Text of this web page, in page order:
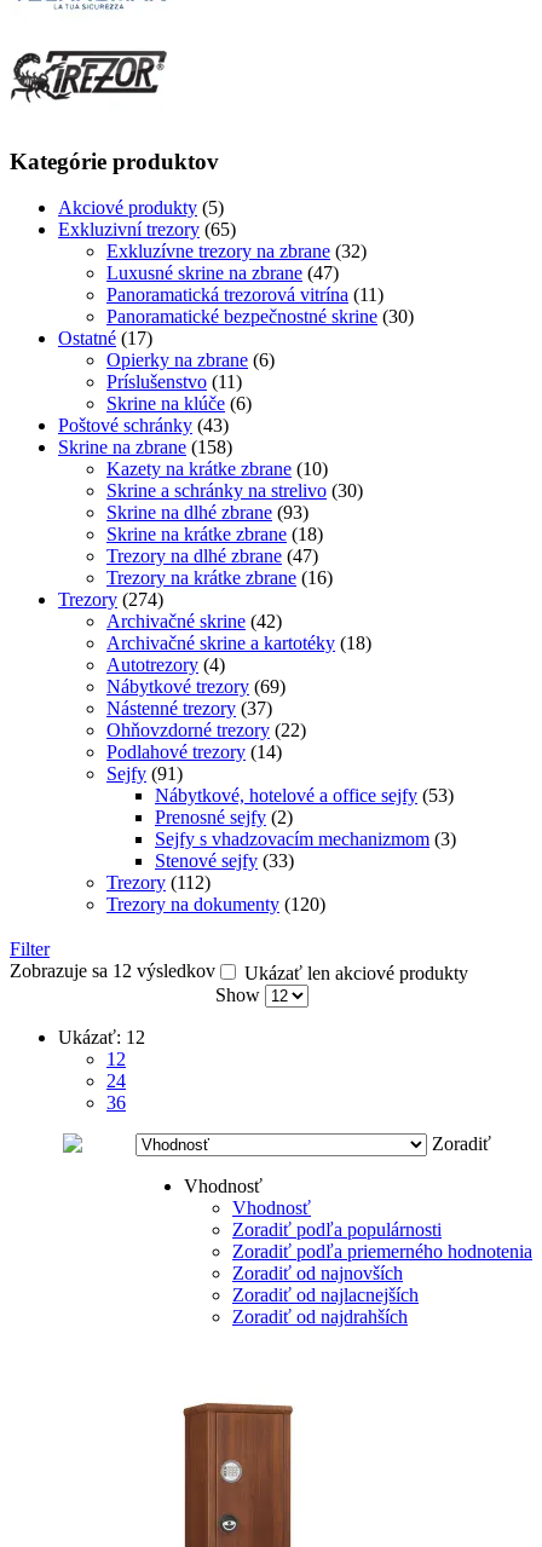
Kategórie produktov
Akciové produkty (5)
Exkluzivní trezory (65)
Exkluzívne trezory na zbrane (32)
Luxusné skrine na zbrane (47)
Panoramatická trezorová vitrína (11)
Panoramatické bezpečnostné skrine (30)
Ostatné (17)
Opierky na zbrane (6)
Príslušenstvo (11)
Skrine na klúče (6)
Poštové schránky (43)
Skrine na zbrane (158)
Kazety na krátke zbrane (10)
Skrine a schránky na strelivo (30)
Skrine na dlhé zbrane (93)
Skrine na krátke zbrane (18)
Trezory na dlhé zbrane (47)
Trezory na krátke zbrane (16)
Trezory (274)
Archivačné skrine (42)
Archivačné skrine a kartotéky (18)
Autotrezory (4)
Nábytkové trezory (69)
Nástenné trezory (37)
Ohňovzdorné trezory (22)
Podlahové trezory (14)
Sejfy (91)
Nábytkové, hotelové a office sejfy (53)
Prenosné sejfy (2)
Sejfy s vhadzovacím mechanizmom (3)
Stenové sejfy (33)
Trezory (112)
Trezory na dokumenty (120)
Filter
Zobrazuje sa 12 výsledkov
Ukázať len akciové produkty
Show
Ukázať: 12
12
24
36
Zoradiť
Vhodnosť
Vhodnosť
Zoradiť podľa populárnosti
Zoradiť podľa priemerného hodnotenia
Zoradiť od najnovších
Zoradiť od najlacnejších
Zoradiť od najdrahších